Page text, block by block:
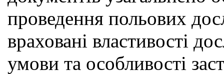
проведення польових
враховані властивості
умови та особливості